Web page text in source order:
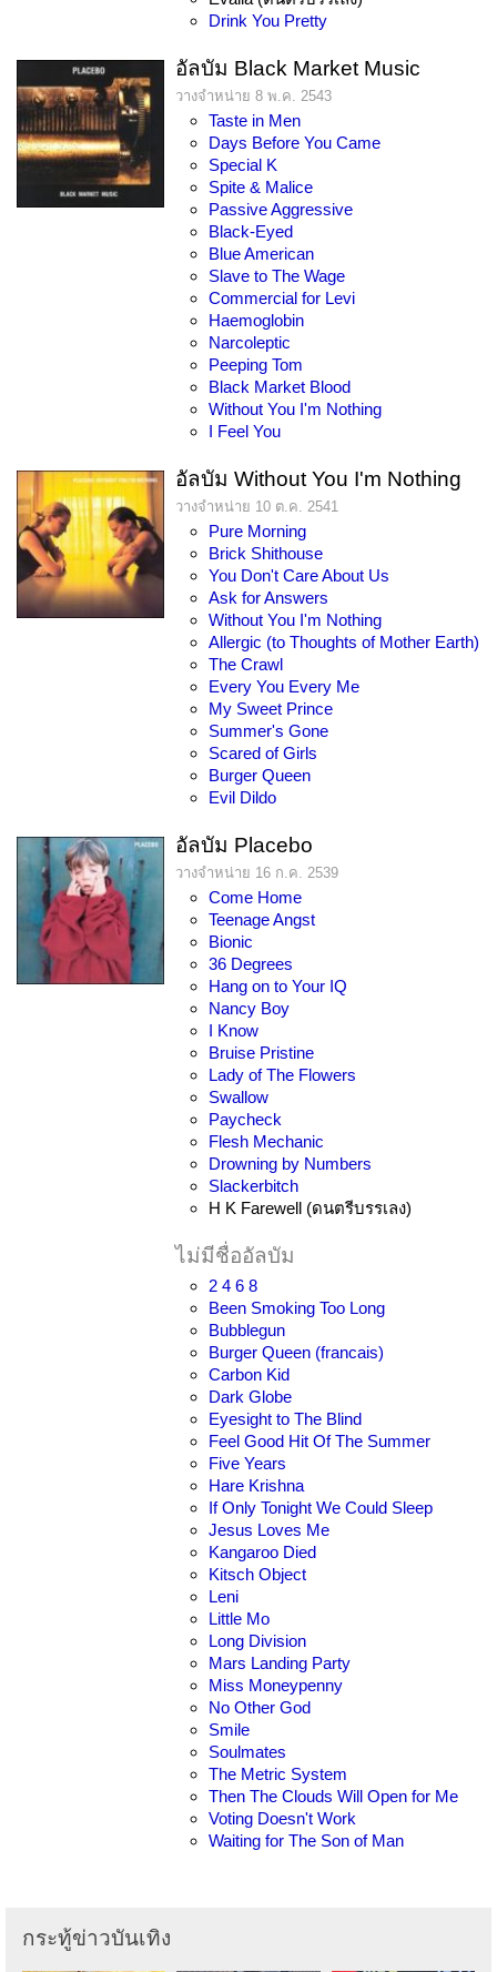
Drink You Pretty
อัลบัม Black Market Music
วางจำหน่าย 8 พ.ค. 2543
Taste in Men
Days Before You Came
Special K
Spite & Malice
Passive Aggressive
Black-Eyed
Blue American
Slave to The Wage
Commercial for Levi
Haemoglobin
Narcoleptic
Peeping Tom
Black Market Blood
Without You I'm Nothing
I Feel You
อัลบัม Without You I'm Nothing
วางจำหน่าย 10 ต.ค. 2541
Pure Morning
Brick Shithouse
You Don't Care About Us
Ask for Answers
Without You I'm Nothing
Allergic (to Thoughts of Mother Earth)
The Crawl
Every You Every Me
My Sweet Prince
Summer's Gone
Scared of Girls
Burger Queen
Evil Dildo
อัลบัม Placebo
วางจำหน่าย 16 ก.ค. 2539
Come Home
Teenage Angst
Bionic
36 Degrees
Hang on to Your IQ
Nancy Boy
I Know
Bruise Pristine
Lady of The Flowers
Swallow
Paycheck
Flesh Mechanic
Drowning by Numbers
Slackerbitch
H K Farewell (ดนตรีบรรเลง)
ไม่มีชื่ออัลบัม
2 4 6 8
Been Smoking Too Long
Bubblegun
Burger Queen (francais)
Carbon Kid
Dark Globe
Eyesight to The Blind
Feel Good Hit Of The Summer
Five Years
Hare Krishna
If Only Tonight We Could Sleep
Jesus Loves Me
Kangaroo Died
Kitsch Object
Leni
Little Mo
Long Division
Mars Landing Party
Miss Moneypenny
No Other God
Smile
Soulmates
The Metric System
Then The Clouds Will Open for Me
Voting Doesn't Work
Waiting for The Son of Man
กระทู้ข่าวบันเทิง